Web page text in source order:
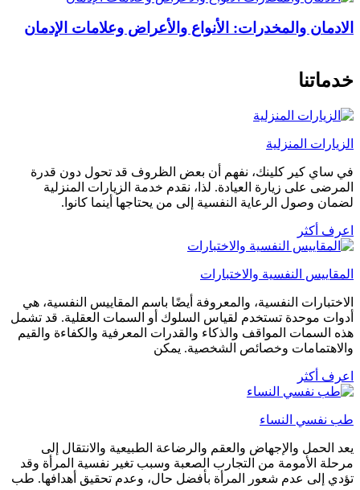
الادمان والمخدرات: الأنواع والأعراض وعلامات الإدمان
خدماتنا
الزيارات المنزلية
في ساي كير كلينك، نفهم أن بعض الظروف قد تحول دون قدرة
المرضى على زيارة العيادة. لذا، نقدم خدمة الزيارات المنزلية
لضمان وصول الرعاية النفسية إلى من يحتاجها أينما كانوا.
اعرف أكثر
المقاييس النفسية والاختبارات
الاختبارات النفسية، والمعروفة أيضًا باسم المقاييس النفسية، هي
أدوات موحدة تستخدم لقياس السلوك أو السمات العقلية. قد تشمل
هذه السمات المواقف والذكاء والقدرات المعرفية والكفاءة والقيم
والاهتمامات وخصائص الشخصية. يمكن
اعرف أكثر
طب نفسي النساء
يعد الحمل والإجهاض والعقم والرضاعة الطبيعية والانتقال إلى
مرحلة الأمومة من التجارب الصعبة وسبب تغير نفسية المرأة وقد
تؤدي إلى عدم شعور المرأة بأفضل حال، وعدم تحقيق أهدافها. طب